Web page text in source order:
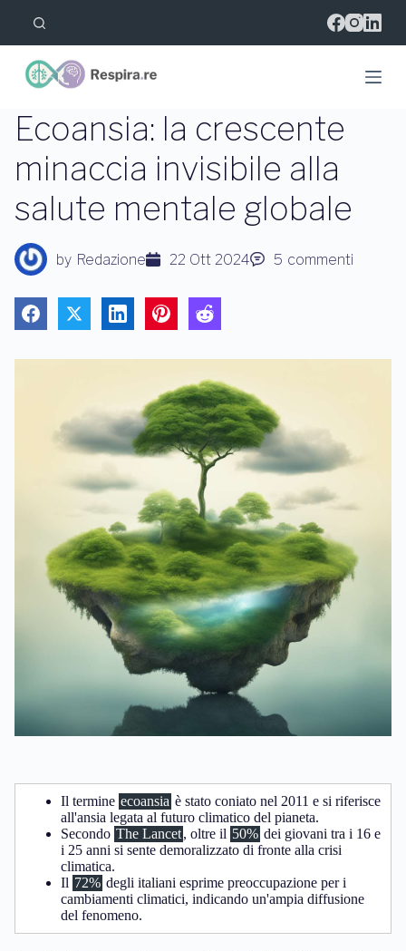
l
l
c
n
t
n
t
o
Ecoansia: la crescente
minaccia invisibile alla
salute mentale globale
by Redazione 22 Ott 2024 5 commenti
Il termine ecoansia è stato coniato nel 2011 e si riferisce
all'ansia legata al futuro climatico del pianeta.
Secondo The Lancet, oltre il 50% dei giovani tra i 16 e
i 25 anni si sente demoralizzato di fronte alla crisi
climatica.
Il 72% degli italiani esprime preoccupazione per i
cambiamenti climatici, indicando un'ampia diffusione
del fenomeno.